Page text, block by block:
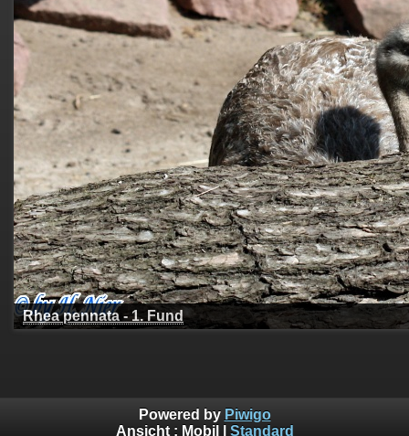
Rhea pennata - 1. Fund
Powered by Piwigo
Ansicht : Mobil Standard